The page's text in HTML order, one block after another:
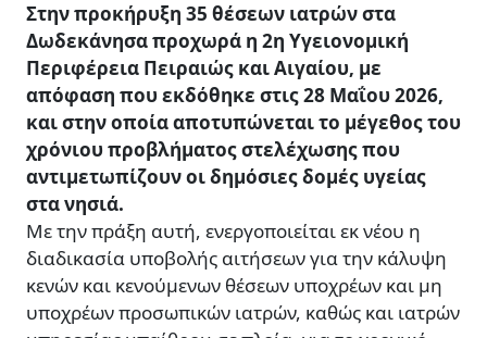
Στην προκήρυξη 35 θέσεων ιατρών στα
Δωδεκάνησα προχωρά η 2η Υγειονομική
Περιφέρεια Πειραιώς και Αιγαίου, με
απόφαση που εκδόθηκε στις 28 Μαΐου 2026,
και στην οποία αποτυπώνεται το μέγεθος του
χρόνιου προβλήματος στελέχωσης που
αντιμετωπίζουν οι δημόσιες δομές υγείας
στα νησιά.
Με την πράξη αυτή, ενεργοποιείται εκ νέου η
διαδικασία υποβολής αιτήσεων για την κάλυψη
κενών και κενούμενων θέσεων υποχρέων και μη
υποχρέων προσωπικών ιατρών, καθώς και ιατρών